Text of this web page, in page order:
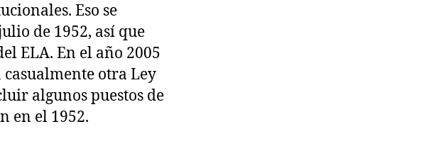
Eso se
de 1952, así que
ELA. En el año 2005
otra Ley
algunos puestos de
en el 1952.